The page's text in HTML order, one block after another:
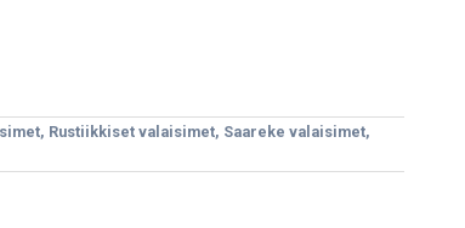
, Rustiikkiset valaisimet, Saareke valaisimet,